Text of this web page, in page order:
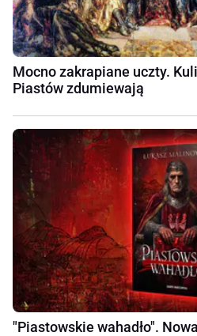
Mocno zakrapiane uczty.
Piastów zdumiewają
"Piastowskie wahadło".